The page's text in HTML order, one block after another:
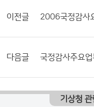
이전글 2006국정감사
다음글 국정감사주요
기상청